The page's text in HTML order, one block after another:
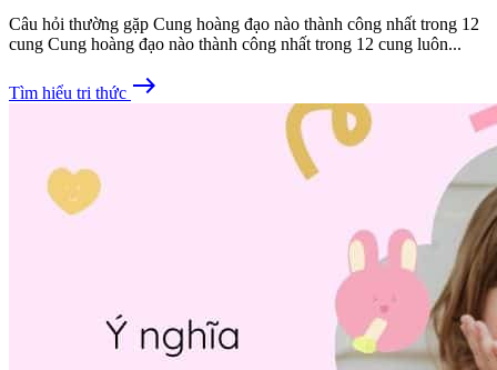
Câu hỏi thường gặp Cung hoàng đạo nào thành công nhất trong 12
cung Cung hoàng đạo nào thành công nhất trong 12 cung luôn...
Tìm hiểu tri thức east